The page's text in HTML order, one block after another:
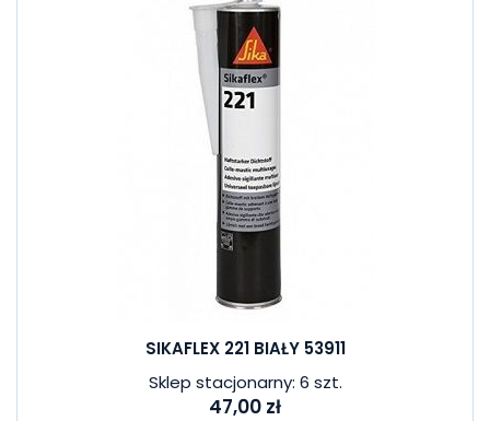
SIKAFLEX 221 BIAŁY 53911
Sklep stacjonarny: 6 szt.
47,00 zł